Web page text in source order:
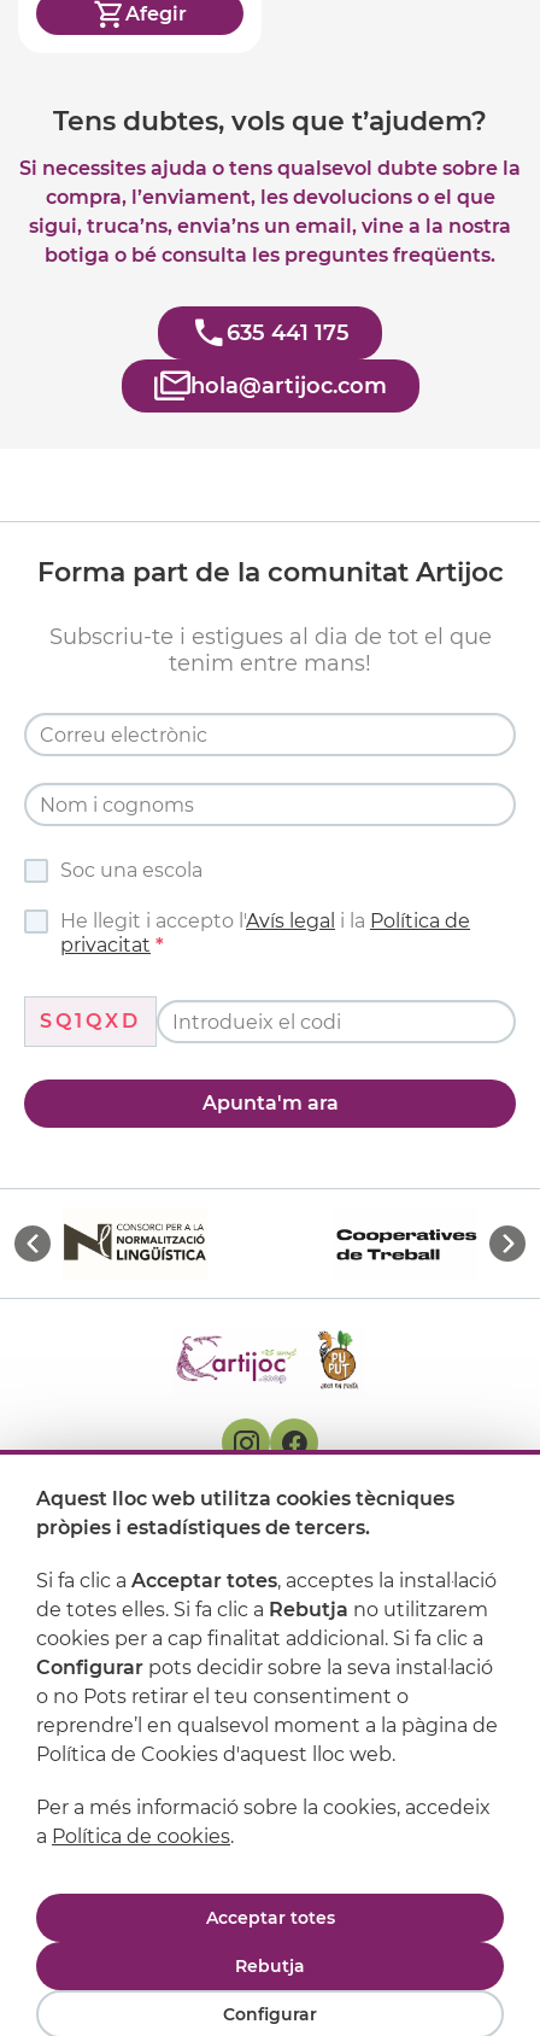
Afegir
Tens dubtes, vols que t’ajudem?
Si necessites ajuda o tens qualsevol dubte sobre la
compra, l’enviament, les devolucions o el que
sigui, truca’ns, envia’ns un email, vine a la nostra
botiga o bé consulta les preguntes freqüents.
635 441 175
hola@artijoc.com
Forma part de la comunitat Artijoc
Subscriu-te i estigues al dia de tot el que
tenim entre mans!
Soc una escola
He llegit i accepto l'Avís legal i la Política de
privacitat
SQ1QXD
Apunta'm ara
On ens trobem
Suport
Política de privacitat
Aquest lloc web utilitza cookies tècniques
pròpies i estadístiques de tercers.
Si fa clic a Acceptar totes, acceptes la instal·lació
de totes elles. Si fa clic a Rebutja no utilitzarem
cookies per a cap finalitat addicional. Si fa clic a
Configurar pots decidir sobre la seva instal·lació
o no Pots retirar el teu consentiment o
reprendre’l en qualsevol moment a la pàgina de
Política de Cookies d'aquest lloc web.
Per a més informació sobre la cookies, accedeix
a Política de cookies.
Acceptar totes
Rebutja
Configurar